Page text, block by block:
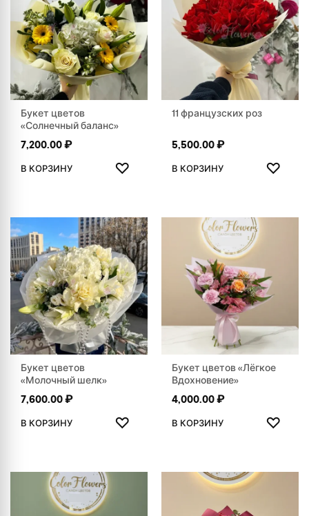
Букет цветов
«Солнечный баланс»
7,200.00₽
В КОРЗИНУ ♡
ДОБАВИТЬ В ИЗБРАННОЕ
11 французских роз
5,500.00₽
В КОРЗИНУ ♡
Букет цветов
«Молочный шелк»
7,600.00₽
В КОРЗИНУ ♡
ДОБАВИТЬ В ИЗБРАННОЕ
Букет цветов «Лёгкое
Вдохновение»
4,000.00₽
В КОРЗИНУ ♡